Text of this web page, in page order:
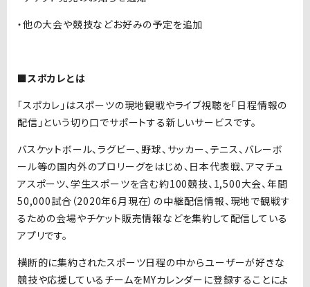
・他の大会や競技などお好みの予定を追加
■スポカレとは
「スポカレ」はスポーツの現地観戦やライブ視聴を「日程情報の
配信」という切り口でサポートする新しいサービスです。
バスケットボール、ラグビー、野球、サッカー、テニス、バレーボ
ール等の国内外のプロリーグをはじめ、日本代表戦、アマチュ
アスポーツ、学生スポーツを含む約100競技、1,500大会、年間
50,000試合（2020年6月現在）の中継配信情報、現地で観戦す
るための会場やチケット販売情報などを集約して配信している
アプリです。
横断的に集約されたスポーツ日程の中からユーザーが好きな
競技や応援しているチームをMYカレンダーに登録することによ